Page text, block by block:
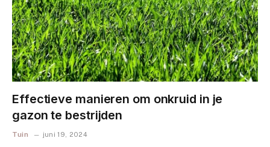
Effectieve manieren om onkruid in je
gazon te bestrijden
Tuin juni 19, 2024